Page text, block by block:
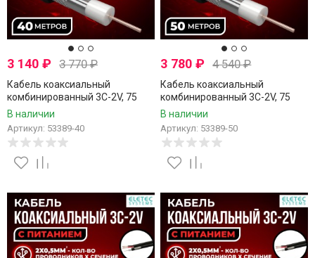
3 140 ₽ 3 770₽
Кабель коаксиальный
комбинированный 3C-2V, 75
Ом, чистая медь с кабелем
одножильный), наружный,
черный, 40 метров
В наличии
Артикул: 53389-40
3 780₽ 4 540₽
Кабель коаксиальный
комбинированный 3C-2V, 75
Ом, чистая медь с кабелем
одножильный), наружный,
черный, 50 метров
В наличии
Артикул: 53389-50